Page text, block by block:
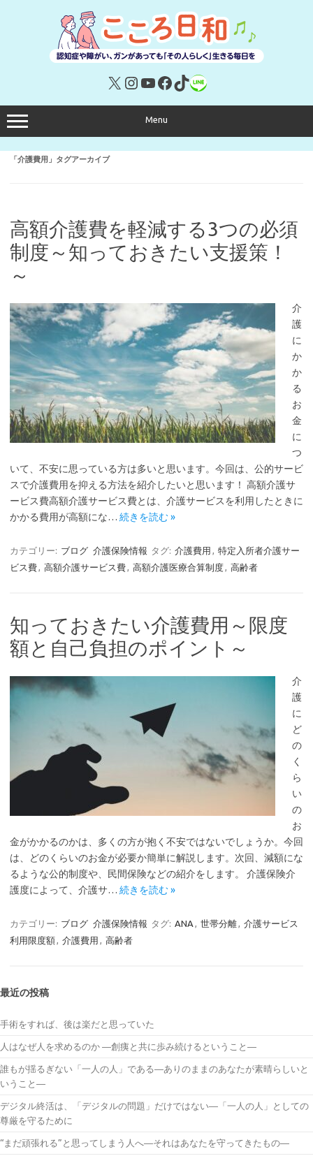
X Instagram
YouTube
Facebook
TikTok
リンク
Menu
「介護費用 」タグアーカイブ
高額介護費を軽減する3つの必須
制度～知っておきたい支援策！
～
介
護
に
か
か
る
お
金
に
つ
いて、不安に思っている方は多いと思います。今回は、公的サービ
スで介護費用を抑える方法を紹介したいと思います！ 高額介護サ
ービス費高額介護サービス費とは、介護サービスを利用したときに
かかる費用が高額にな… 続きを読む »
カテゴリー: ブログ 介護保険情報 タグ: 介護費用 , 特定入所者介護サー
ビス費, 高額介護サービス費, 高額介護医療合算制度, 高齢者
知っておきたい介護費用～限度
額と自己負担のポイント～
介
護
に
ど
の
く
ら
い
の
お
金がかかるのかは、多くの方が抱く不安ではないでしょうか。今回
は、どのくらいのお金が必要か簡単に解説します。次回、減額にな
るような公的制度や、民間保険などの紹介をします。 介護保険介
護度によって、介護サ… 続きを読む »
カテゴリー: ブログ 介護保険情報 タグ: ANA , 世帯分離, 介護サービス
利用限度額, 介護費用 , 高齢者
最近の投稿
手術をすれば、後は楽だと思っていた
人はなぜ人を求めるのか ―創痍と共に歩み続けるということ―
誰もが揺るぎない「一人の人」である―ありのままのあなたが素晴らしいと
いうこと―
デジタル終活は、「デジタルの問題」だけではない―「一人の人」としての
尊厳を守るために
“まだ頑張れる”と思ってしまう人へ―それはあなたを守ってきたもの―